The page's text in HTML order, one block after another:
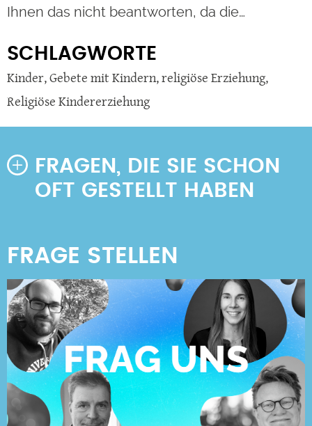
Ihnen das nicht beantworten, da die…
SCHLAGWORTE
Kinder,Gebete mit Kindern,religiöse Erziehung,
Religiöse Kindererziehung
FRAGEN, DIE SIE SCHON
OFT GESTELLT HABEN